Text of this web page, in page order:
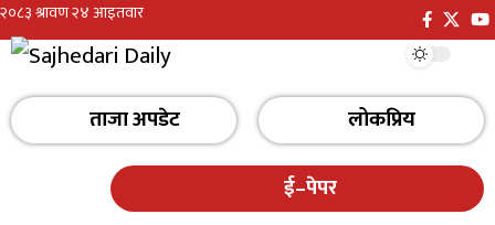
ताजा अपडेट
लोकप्रिय
ई–पेपर